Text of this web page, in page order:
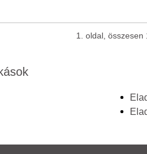
1. oldal, összesen